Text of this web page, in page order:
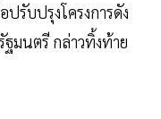
รับปรุงโครงการดัง
มนตรี กล่าวทิ้งท้าย